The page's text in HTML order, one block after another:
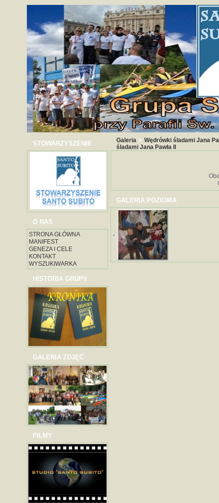
STOWARZYSZENIE
O NAS
STRONA GŁÓWNA
MANIFEST
GENEZA I CELE
KONTAKT
WYSZUKIWARKA
HISTORIA GRUPY
GALERIA ZDJĘĆ
FILMY
Galeria > Wędrówki śladami Jana
śladami Jana Pawła II
GALERIA POZIOMA